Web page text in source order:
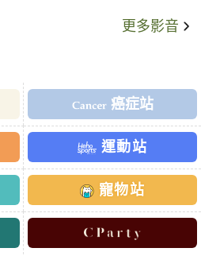
更多影音
癌症站
運動站
寵物站